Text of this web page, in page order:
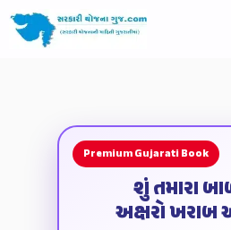
Premium Gujarati Book
શું તમારા
અક્ષરો